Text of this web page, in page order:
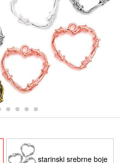
starinski srebrne boje